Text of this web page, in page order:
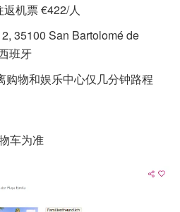
机票 €422/人
35100 San Bartolomé de
班牙
购物和娱乐中心仅几分钟路程
车为准